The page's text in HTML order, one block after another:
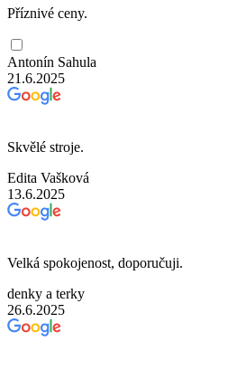
Příznivé ceny.
Antonín Sahula
21.6.2025
Skvělé stroje.
Edita Vašková
13.6.2025
Velká spokojenost, doporučuji.
denky a terky
26.6.2025